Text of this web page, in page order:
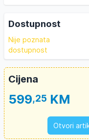
Dostupnost
Nije poznata
dostupnost
Cijena
599,25 KM
Otvori